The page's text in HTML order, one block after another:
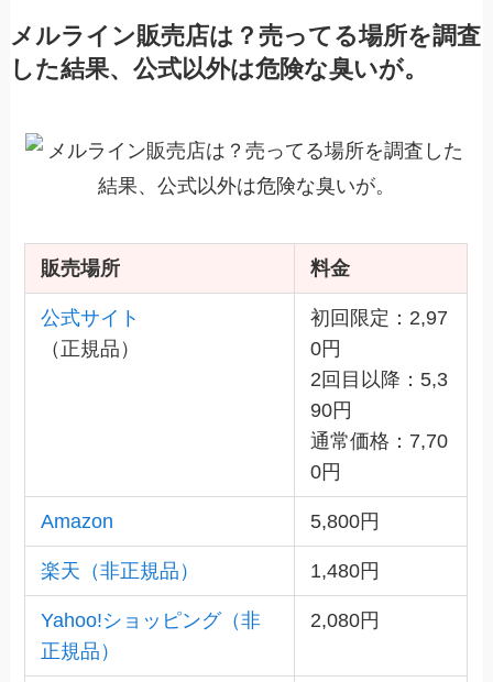
メルライン販売店は？売ってる場所を調査
した結果、公式以外は危険な臭いが。
販売場所 料金
公式サイト
（正規品）
初回限定：2,97
0円
2回目以降：5,3
90円
通常価格：7,70
0円
Amazon 5,800円
楽天（非正規品） 1,480円
Yahoo!ショッピング（非
正規品）
2,080円